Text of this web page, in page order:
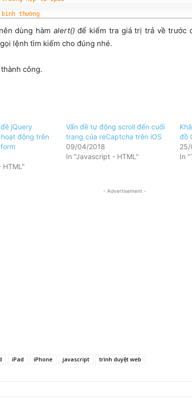
thường
dùng hàm alert() để kiểm tra giá trị trả về trước
lệnh tìm kiếm cho đúng nhé.
công.
jQuery
động trên
HTML"
Vấn đề tự động scroll đến cuối
trang của reCaptcha trên iOS
09/04/2018
In "Javascript - HTML"
đồ
25/
In
- Advertisement -
iPad iPhone javascript trình duyệt web